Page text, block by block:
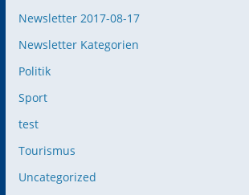
Newsletter 2017-08-17
Newsletter Kategorien
Politik
Sport
test
Tourismus
Uncategorized